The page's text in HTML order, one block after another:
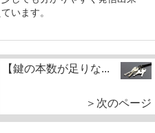
います。
【鍵の本数が足りな...
＞次のページ